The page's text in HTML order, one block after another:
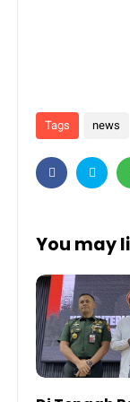
Tags news
You may